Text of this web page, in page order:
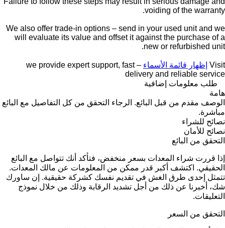
voiding of the warranty.
We also offer trade-in options – send in your used unit and we
will evaluate its value and offset it against the purchase of a
new or refurbished unit.
Visit إظهار قائمة الأسماء
– we provide expert support, fast
delivery and reliable service
طلب معلومات إضافية
هامة
الوصف مقدم من قبل البائع. الرجاء التحقق من كل التفاصيل مع البائع
مباشرة.
نصائح للشراء
نصائح للأمان
التحقق من البائع
إذا قررت شراء المعدات بسعر منخفض، فتأكد أنك تتواصل مع البائع
الحقيقي. اكتشف أكبر قدر ممكن من المعلومات عن مالك المعدات.
تتمثل إحدى طرق الغش في تقديم نفسك كشركة حقيقية. إن ساورك
شك، أخبرنا عن ذلك من أجل تشديد الرقابة وذلك من خلال نموذج
التعليقات.
التحقق من السعر